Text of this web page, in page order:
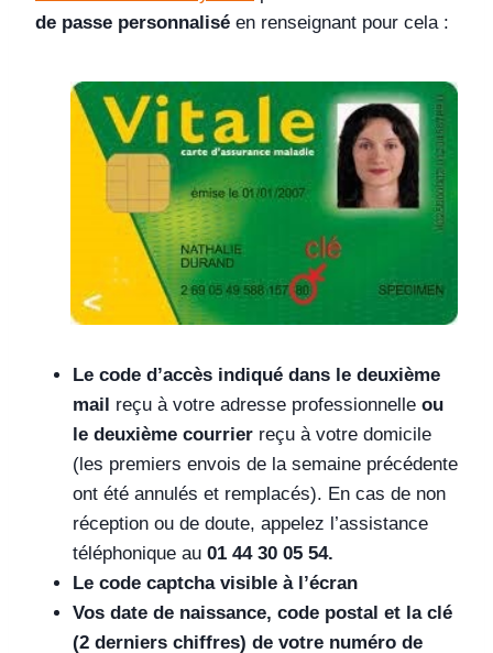
de passe personnalisé en renseignant pour cela :
Le code d’accès indiqué dans le deuxième
mail reçu à votre adresse professionnelle ou
le deuxième courrier reçu à votre domicile
(les premiers envois de la semaine précédente
ont été annulés et remplacés). En cas de non
réception ou de doute, appelez l’assistance
téléphonique au 01 44 30 05 54.
Le code captcha visible à l’écran
Vos date de naissance, code postal et la clé
(2 derniers chiffres) de votre numéro de